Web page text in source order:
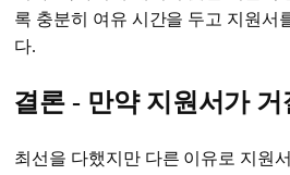
록 충분히 여유 시간을 두고 지원서
다.
결론 - 만약 지원서가 거
최선을 다했지만 다른 이유로 지원